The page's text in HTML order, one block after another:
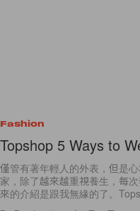
Fashion
Topshop 5 Ways to
僅管有著年輕人的外表，但是
家，除了越來越重視養生，每
來的介紹是跟我無緣的了。